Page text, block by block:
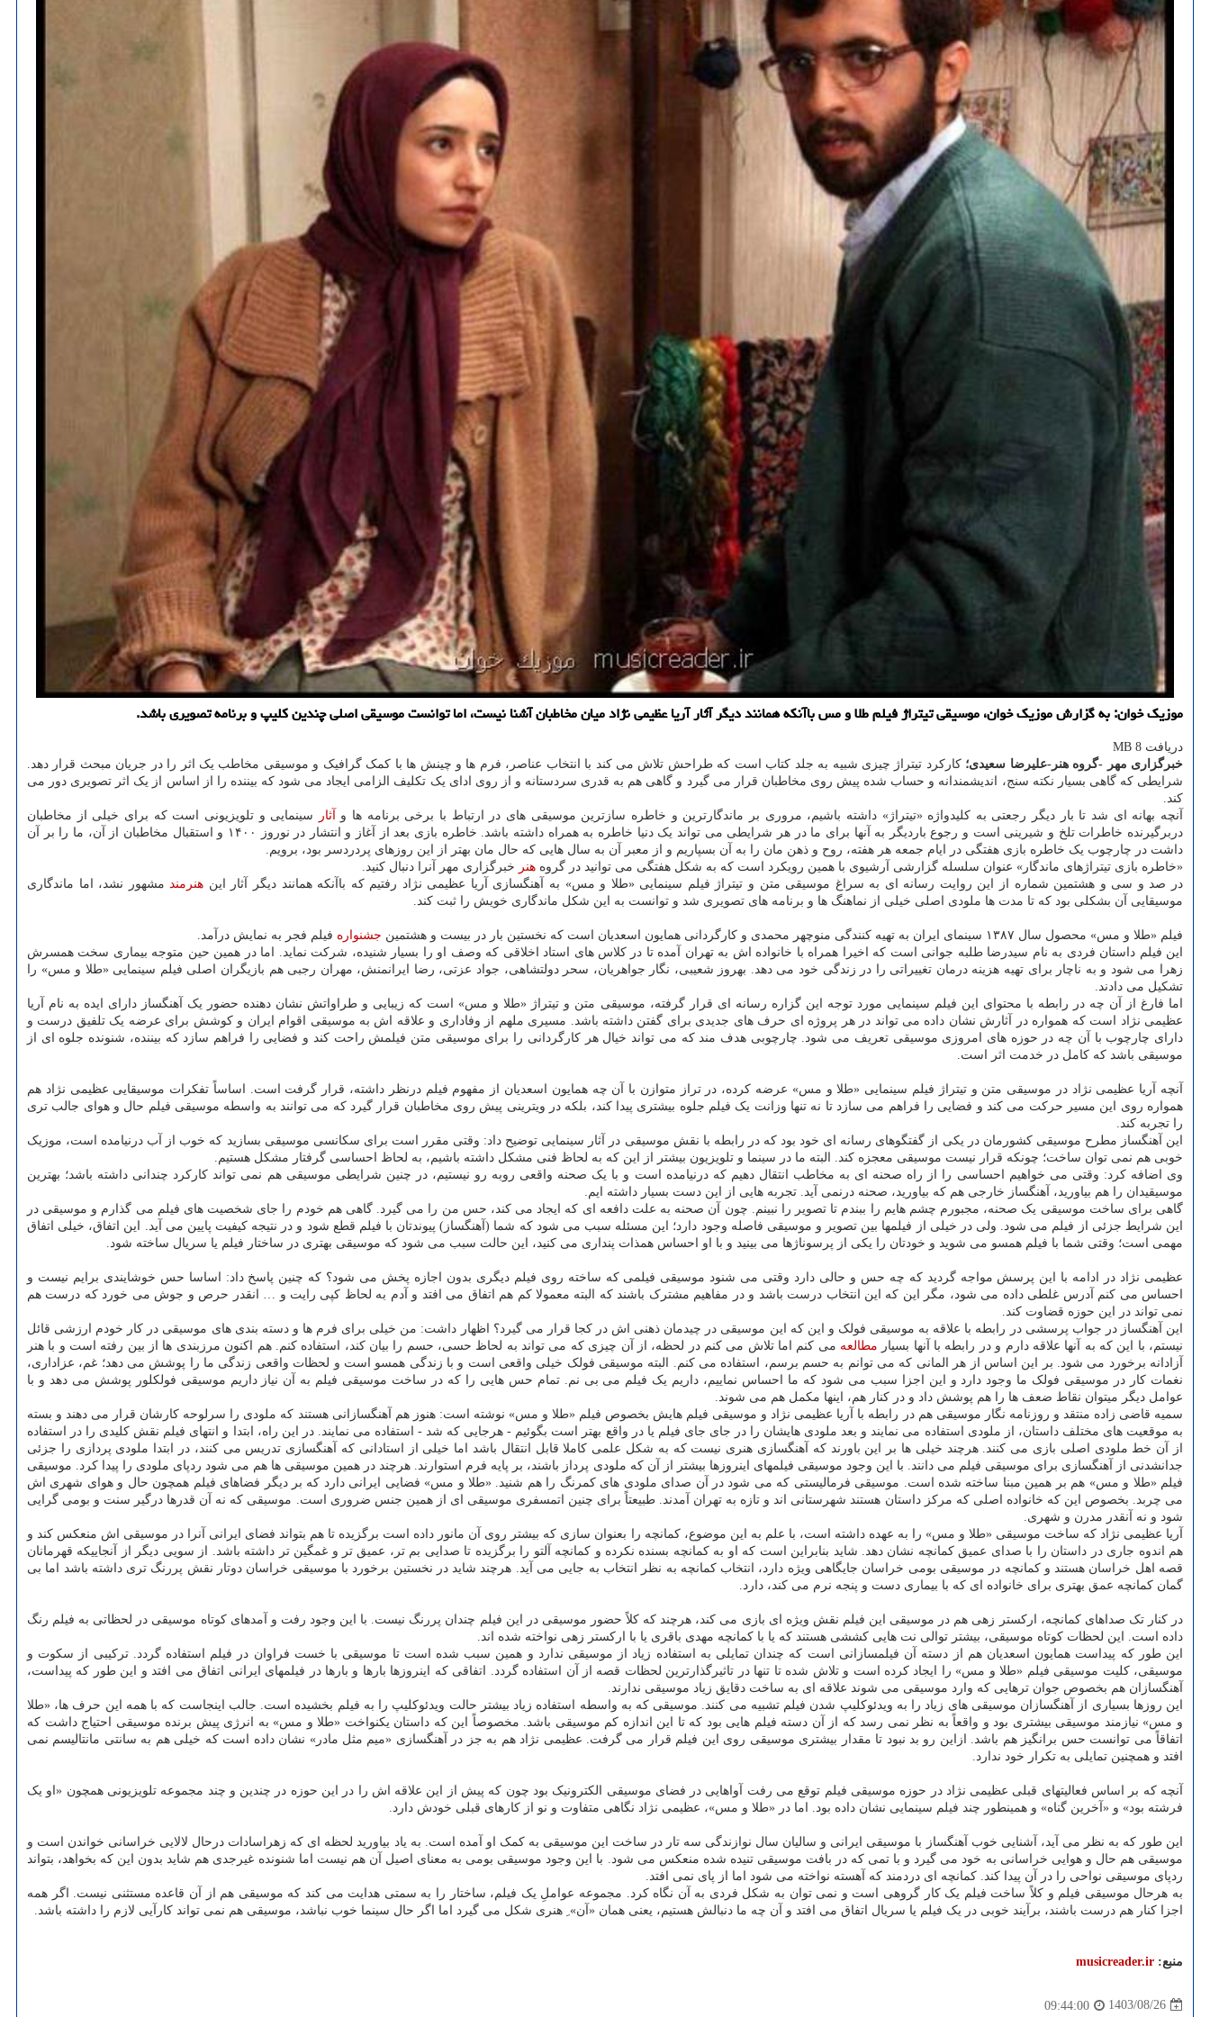
موزیک خوان: به گزارش موزیک خوان، موسیقی تیتراژ فیلم طلا و مس باآنکه همانند دیگر آثار آریا عظیمی نژاد میان مخاطبان آشنا نیست، اما توانست موسیقی اصلی چندین کلیپ و برنامه تصویری باشد.
دریافت 8 MB
خبرگزاری مهر -گروه هنر-علیرضا سعیدی؛ کارکرد تیتراژ چیزی شبیه به جلد کتاب است که طراحش تلاش می کند با انتخاب عناصر، فرم ها و چینش ها با کمک گرافیک و موسیقی مخاطب یک اثر را در جریان مبحث قرار دهد.
شرایطی که گاهی بسیار نکته سنج، اندیشمندانه و حساب شده پیش روی مخاطبان قرار می گیرد و گاهی هم به قدری سردستانه و از روی ادای یک تکلیف الزامی ایجاد می شود که بیننده را از اساس از یک اثر تصویری دور می
کند.
آنچه بهانه ای شد تا بار دیگر رجعتی به کلیدواژه «تیتراژ» داشته باشیم، مروری بر ماندگارترین و خاطره سازترین موسیقی های در ارتباط با برخی برنامه ها و
آثار
سینمایی و تلویزیونی است که برای خیلی از مخاطبان
دربرگیرنده خاطرات تلخ و شیرینی است و رجوع باردیگر به آنها برای ما در هر شرایطی می تواند یک دنیا خاطره به همراه داشته باشد. خاطره بازی بعد از آغاز و انتشار در نوروز ۱۴۰۰ و استقبال مخاطبان از آن، ما را بر آن
داشت در چارچوب یک خاطره بازی هفتگی در ایام جمعه هر هفته، روح و ذهن مان را به آن بسپاریم و از معبر آن به سال هایی که حال مان بهتر از این روزهای پردردسر بود، برویم.
«خاطره بازی تیتراژهای ماندگار» عنوان سلسله گزارشی آرشیوی با همین رویکرد است که به شکل هفتگی می توانید در گروه هنر خبرگزاری مهر آنرا دنبال کنید.
در صد و سی و هشتمین شماره از این روایت رسانه ای به سراغ موسیقی متن و تیتراژ فیلم سینمایی «طلا و مس» به آهنگسازی آریا عظیمی نژاد رفتیم که باآنکه همانند دیگر آثار این هنرمند مشهور نشد، اما ماندگاری
موسیقایی آن بشکلی بود که تا مدت ها ملودی اصلی خیلی از نماهنگ ها و برنامه های تصویری شد و توانست به این شکل ماندگاری خویش را ثبت کند.
فیلم «طلا و مس» محصول سال ۱۳۸۷ سینمای ایران به تهیه کنندگی منوچهر محمدی و کارگردانی همایون اسعدیان است که نخستین بار در بیست و هشتمین جشنواره فیلم فجر به نمایش درآمد.
این فیلم داستان فردی به نام سیدرضا طلبه جوانی است که اخیرا همراه با خانواده اش به تهران آمده تا در کلاس های استاد اخلاقی که وصف او را بسیار شنیده، شرکت نماید. اما در همین حین متوجه بیماری سخت همسرش
زهرا می شود و به ناچار برای تهیه هزینه درمان تغییراتی را در زندگی خود می دهد. بهروز شعیبی، نگار جواهریان، سحر دولتشاهی، جواد عزتی، رضا ایرانمنش، مهران رجبی هم بازیگران اصلی فیلم سینمایی «طلا و مس» را
تشکیل می دادند.
اما فارغ از آن چه در رابطه با محتوای این فیلم سینمایی مورد توجه این گزاره رسانه ای قرار گرفته، موسیقی متن و تیتراژ «طلا و مس» است که زیبایی و طراواتش نشان دهنده حضور یک آهنگساز دارای ایده به نام آریا
عظیمی نژاد است که همواره در آثارش نشان داده می تواند در هر پروژه ای حرف های جدیدی برای گفتن داشته باشد. مسیری ملهم از وفاداری و علاقه اش به موسیقی اقوام ایران و کوشش برای عرضه یک تلفیق درست و
دارای چارچوب با آن چه در حوزه های امروزی موسیقی تعریف می شود. چارچوبی هدف مند که می تواند خیال هر کارگردانی را برای موسیقی متن فیلمش راحت کند و فضایی را فراهم سازد که بیننده، شنونده جلوه ای از
موسیقی باشد که کامل در خدمت اثر است.
آنچه آریا عظیمی نژاد در موسیقی متن و تیتراژ فیلم سینمایی «طلا و مس» عرضه کرده، در تراز متوازن با آن چه همایون اسعدیان از مفهوم فیلم درنظر داشته، قرار گرفت است. اساساً تفکرات موسیقایی عظیمی نژاد هم
همواره روی این مسیر حرکت می کند و فضایی را فراهم می سازد تا نه تنها وزانت یک فیلم جلوه بیشتری پیدا کند، بلکه در ویترینی پیش روی مخاطبان قرار گیرد که می توانند به واسطه موسیقی فیلم حال و هوای جالب تری
را تجربه کند.
این آهنگساز مطرح موسیقی کشورمان در یکی از گفتگوهای رسانه ای خود بود که در رابطه با نقش موسیقی در آثار سینمایی توضیح داد: وقتی مقرر است برای سکانسی موسیقی بسازید که خوب از آب درنیامده است، موزیک
خوبی هم نمی توان ساخت؛ چونکه قرار نیست موسیقی معجزه کند. البته ما در سینما و تلویزیون بیشتر از این که به لحاظ فنی مشکل داشته باشیم، به لحاظ احساسی گرفتار مشکل هستیم.
وی اضافه کرد: وقتی می خواهیم احساسی را از راه صحنه ای به مخاطب انتقال دهیم که درنیامده است و با یک صحنه واقعی روبه رو نیستیم، در چنین شرایطی موسیقی هم نمی تواند کارکرد چندانی داشته باشد؛ بهترین
موسیقیدان را هم بیاورید، آهنگساز خارجی هم که بیاورید، صحنه درنمی آید. تجربه هایی از این دست بسیار داشته ایم.
گاهی برای ساخت موسیقی یک صحنه، مجبورم چشم هایم را ببندم تا تصویر را نبینم. چون آن صحنه به علت دافعه ای که ایجاد می کند، حس من را می گیرد. گاهی هم خودم را جای شخصیت های فیلم می گذارم و موسیقی در
این شرایط جزئی از فیلم می شود. ولی در خیلی از فیلمها بین تصویر و موسیقی فاصله وجود دارد؛ این مسئله سبب می شود که شما (آهنگساز) پیوندتان با فیلم قطع شود و در نتیجه کیفیت پایین می آید. این اتفاق، خیلی اتفاق
مهمی است؛ وقتی شما با فیلم همسو می شوید و خودتان را یکی از پرسوناژها می بینید و با او احساس همذات پنداری می کنید، این حالت سبب می شود که موسیقی بهتری در ساختار فیلم یا سریال ساخته شود.
عظیمی نژاد در ادامه با این پرسش مواجه گردید که چه حس و حالی دارد وقتی می شنود موسیقی فیلمی که ساخته روی فیلم دیگری بدون اجازه پخش می شود؟ که چنین پاسخ داد: اساسا حس خوشایندی برایم نیست و
احساس می کنم آدرس غلطی داده می شود، مگر این که این انتخاب درست باشد و در مفاهیم مشترک باشند که البته معمولا کم هم اتفاق می افتد و آدم به لحاظ کپی رایت و … انقدر حرص و جوش می خورد که درست هم
نمی تواند در این حوزه قضاوت کند.
این آهنگساز در جواب پرسشی در رابطه با علاقه به موسیقی فولک و این که این موسیقی در چیدمان ذهنی اش در کجا قرار می گیرد؟ اظهار داشت: من خیلی برای فرم ها و دسته بندی های موسیقی در کار خودم ارزشی قائل
نیستم، با این که به آنها علاقه دارم و در رابطه با آنها بسیار مطالعه می کنم اما تلاش می کنم در لحظه، از آن چیزی که می تواند به لحاظ حسی، حسم را بیان کند، استفاده کنم. هم اکنون مرزبندی ها از بین رفته است و با هنر
آزادانه برخورد می شود. بر این اساس از هر المانی که می توانم به حسم برسم، استفاده می کنم. البته موسیقی فولک خیلی واقعی است و با زندگی همسو است و لحظات واقعی زندگی ما را پوشش می دهد؛ غم، عزاداری،
نغمات کار در موسیقی فولک ما وجود دارد و این اجزا سبب می شود که ما احساس نماییم، داریم یک فیلم می بی نم. تمام حس هایی را که در ساخت موسیقی فیلم به آن نیاز داریم موسیقی فولکلور پوشش می دهد و با
عوامل دیگر میتوان نقاط ضعف ها را هم پوشش داد و در کنار هم، اینها مکمل هم می شوند.
سمیه قاضی زاده منتقد و روزنامه نگار موسیقی هم در رابطه با آریا عظیمی نژاد و موسیقی فیلم هایش بخصوص فیلم «طلا و مس» نوشته است: هنوز هم آهنگسازانی هستند که ملودی را سرلوحه کارشان قرار می دهند و بسته
به موقعیت های مختلف داستان، از ملودی استفاده می نمایند و بعد ملودی هایشان را در جای جای فیلم یا در واقع بهتر است بگوئیم - هرجایی که شد - استفاده می نمایند. در این راه، ابتدا و انتهای فیلم نقش کلیدی را در استفاده
از آن خط ملودی اصلی بازی می کنند. هرچند خیلی ها بر این باورند که آهنگسازی هنری نیست که به شکل علمی کاملا قابل انتقال باشد اما خیلی از استادانی که آهنگسازی تدریس می کنند، در ابتدا ملودی پردازی را جزئی
جدانشدنی از آهنگسازی برای موسیقی فیلم می دانند. با این وجود موسیقی فیلمهای اینروزها بیشتر از آن که ملودی پرداز باشند، بر پایه فرم استوارند. هرچند در همین موسیقی ها هم می شود ردپای ملودی را پیدا کرد. موسیقی
فیلم «طلا و مس» هم بر همین مبنا ساخته شده است. موسیقی فرمالیستی که می شود در آن صدای ملودی های کمرنگ را هم شنید. «طلا و مس» فضایی ایرانی دارد که بر دیگر فضاهای فیلم همچون حال و هوای شهری اش
می چربد. بخصوص این که خانواده اصلی که مرکز داستان هستند شهرستانی اند و تازه به تهران آمدند. طبیعتاً برای چنین اتمسفری موسیقی ای از همین جنس ضروری است. موسیقی که نه آن قدرها درگیر سنت و بومی گرایی
شود و نه آنقدر مدرن و شهری.
آریا عظیمی نژاد که ساخت موسیقی «طلا و مس» را به عهده داشته است، با علم به این موضوع، کمانچه را بعنوان سازی که بیشتر روی آن مانور داده است برگزیده تا هم بتواند فضای ایرانی آنرا در موسیقی اش منعکس کند و
هم اندوه جاری در داستان را با صدای عمیق کمانچه نشان دهد. شاید بنابراین است که او به کمانچه بسنده نکرده و کمانچه آلتو را برگزیده تا صدایی بم تر، عمیق تر و غمگین تر داشته باشد. از سویی دیگر از آنجاییکه قهرمانان
قصه اهل خراسان هستند و کمانچه در موسیقی بومی خراسان جایگاهی ویژه دارد، انتخاب کمانچه به نظر انتخاب به جایی می آید. هرچند شاید در نخستین برخورد با موسیقی خراسان دوتار نقش پررنگ تری داشته باشد اما بی
گمان کمانچه عمق بهتری برای خانواده ای که با بیماری دست و پنجه نرم می کند، دارد.
در کنار تک صداهای کمانچه، ارکستر زهی هم در موسیقی این فیلم نقش ویژه ای بازی می کند، هرچند که کلاً حضور موسیقی در این فیلم چندان پررنگ نیست. با این وجود رفت و آمدهای کوتاه موسیقی در لحظاتی به فیلم رنگ
داده است. این لحظات کوتاه موسیقی، بیشتر توالی نت هایی کششی هستند که یا با کمانچه مهدی باقری یا با ارکستر زهی نواخته شده اند.
این طور که پیداست همایون اسعدیان هم از دسته آن فیلمسازانی است که چندان تمایلی به استفاده زیاد از موسیقی ندارد و همین سبب شده است تا موسیقی با خست فراوان در فیلم استفاده گردد. ترکیبی از سکوت و
موسیقی، کلیت موسیقی فیلم «طلا و مس» را ایجاد کرده است و تلاش شده تا تنها در تاثیرگذارترین لحظات قصه از آن استفاده گردد. اتفاقی که اینروزها بارها و بارها در فیلمهای ایرانی اتفاق می افتد و این طور که پیداست،
آهنگسازان هم بخصوص جوان ترهایی که وارد موسیقی می شوند علاقه ای به ساخت دقایق زیاد موسیقی ندارند.
این روزها بسیاری از آهنگسازان موسیقی های زیاد را به ویدئوکلیپ شدن فیلم تشبیه می کنند. موسیقی که به واسطه استفاده زیاد بیشتر حالت ویدئوکلیپ را به فیلم بخشیده است. جالب اینجاست که با همه این حرف ها، «طلا
و مس» نیازمند موسیقی بیشتری بود و واقعاً به نظر نمی رسد که از آن دسته فیلم هایی بود که تا این اندازه کم موسیقی باشد. مخصوصاً این که داستان یکنواخت «طلا و مس» به انرژی پیش برنده موسیقی احتیاج داشت که
اتفاقاً می توانست حس برانگیز هم باشد. ازاین رو بد نبود تا مقدار بیشتری موسیقی روی این فیلم قرار می گرفت. عظیمی نژاد هم به جز در آهنگسازی «میم مثل مادر» نشان داده است که خیلی هم به سانتی مانتالیسم نمی
افتد و همچنین تمایلی به تکرار خود ندارد.
آنچه که بر اساس فعالیتهای قبلی عظیمی نژاد در حوزه موسیقی فیلم توقع می رفت آواهایی در فضای موسیقی الکترونیک بود چون که پیش از این علاقه اش را در این حوزه در چندین و چند مجموعه تلویزیونی همچون «او یک
فرشته بود» و «آخرین گناه» و همینطور چند فیلم سینمایی نشان داده بود. اما در «طلا و مس»، عظیمی نژاد نگاهی متفاوت و نو از کارهای قبلی خودش دارد.
این طور که به نظر می آید، آشنایی خوب آهنگساز با موسیقی ایرانی و سالیان سال نوازندگی سه تار در ساخت این موسیقی به کمک او آمده است. به یاد بیاورید لحظه ای که زهراسادات درحال لالایی خراسانی خواندن است و
موسیقی هم حال و هوایی خراسانی به خود می گیرد و با تمی که در بافت موسیقی تنیده شده منعکس می شود. با این وجود موسیقی بومی به معنای اصیل آن هم نیست اما شنونده غیرجدی هم شاید بدون این که بخواهد، بتواند
ردپای موسیقی نواحی را در آن پیدا کند. کمانچه ای دردمند که آهسته نواخته می شود اما از پای نمی افتد.
به هرحال موسیقی فیلم و کلاً ساخت فیلم یک کار گروهی است و نمی توان به شکل فردی به آن نگاه کرد. مجموعه عواملِ یک فیلم، ساختار را به سمتی هدایت می کند که موسیقی هم از آن قاعده مستثنی نیست. اگر همه
اجزا کنار هم درست باشند، برآیند خوبی در یک فیلم یا سریال اتفاق می افتد و آن چه ما دنبالش هستیم، یعنی همان «آن» ِ هنری شکل می گیرد اما اگر حال سینما خوب نباشد، موسیقی هم نمی تواند کارآیی لازم را داشته باشد.
منبع: musicreader.ir
1403/08/26
09:44:00